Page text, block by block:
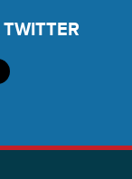
TWITTER